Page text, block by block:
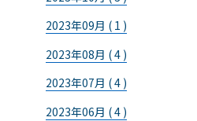
2023年09月 ( 1 )
2023年08月 ( 4 )
2023年07月 ( 4 )
2023年06月 ( 4 )